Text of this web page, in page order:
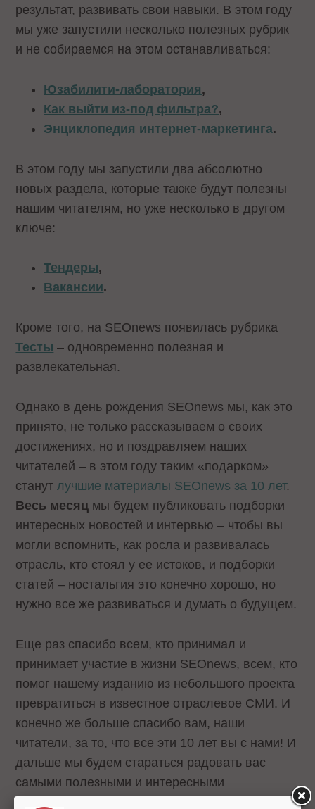
результат, развивать свои навыки. В этом году
мы уже запустили несколько полезных рубрик
и не собираемся на этом останавливаться:
Юзабилити-лаборатория,
Как выйти из-под фильтра?,
Энциклопедия интернет-маркетинга.
В этом году мы запустили два абсолютно
новых раздела, которые также будут полезны
нашим читателям, но уже несколько в другом
ключе:
Тендеры,
Вакансии.
Кроме того, на SEOnews появилась рубрика
Тесты – одновременно полезная и
развлекательная.
Однако в день рождения SEOnews мы, как это
принято, не только рассказываем о своих
достижениях, но и поздравляем наших
читателей – в этом году таким «подарком»
станут лучшие материалы SEOnews за 10 лет.
Весь месяц мы будем публиковать подборки
интересных новостей и интервью – чтобы вы
могли вспомнить, как росла и развивалась
отрасль, кто стоял у ее истоков, и подборки
статей – ностальгия это конечно хорошо, но
нужно все же развиваться и думать о будущем.
Еще раз спасибо всем, кто принимал и
принимает участие в жизни SEOnews, всем, кто
помог нашему изданию из небольшого проекта
превратиться в известное отраслевое СМИ. И
конечно же больше спасибо вам, наши
читатели, за то, что все эти 10 лет вы с нами! И
дальше мы будем стараться радовать вас
самыми полезными и интересными
материалами.